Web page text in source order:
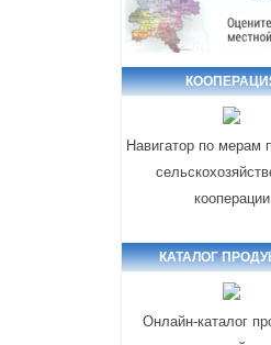
Навигатор по мерам
кооперации
КАТАЛОГ
Онлайн-каталог